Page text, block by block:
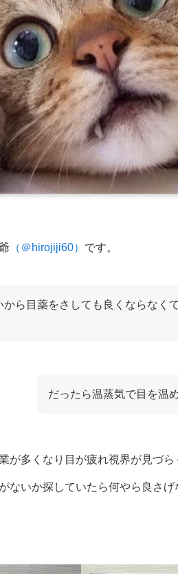
（＠hirojiji60） です。
ら目薬をさしても良くならなく
だったら温蒸気で目を温
が多くなり目が疲れ視界が見づ
ないか探していたら何やら良さげ